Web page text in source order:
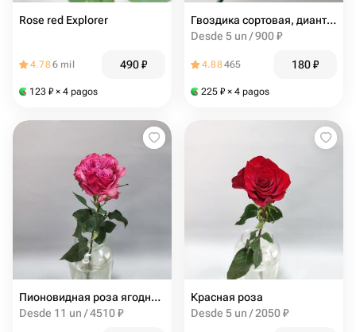
Rose red Explorer
4.786 mil 490₽
123 ₽ × 4 pagos
Гвоздика сортовая, диантус Брют
Desde 5 un / 900 ₽
4.88465 180₽
225 ₽ × 4 pagos
Пионовидная роза ягодного оттенка
Desde 11 un / 4510 ₽
Красная роза
Desde 5 un / 2050 ₽